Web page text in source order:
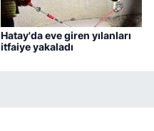
Hatay'da eve giren yılanları
itfaiye yakaladı